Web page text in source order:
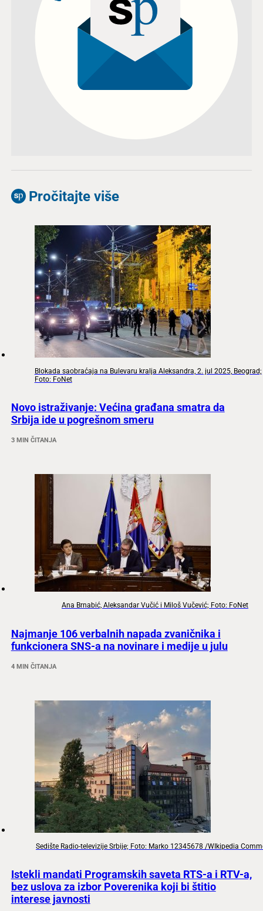
Pročitajte više
Blokada saobraćaja na Bulevaru kralja Aleksandra, 2. jul 2025, Beograd;
Foto: FoNet
Novo istraživanje: Većina građana smatra da
Srbija ide u pogrešnom smeru
3 MIN ČITANJA
Ana Brnabić, Aleksandar Vučić i Miloš Vučević; Foto: FoNet
Najmanje 106 verbalnih napada zvaničnika i
funkcionera SNS-a na novinare i medije u julu
4 MIN ČITANJA
Sedište Radio-televizije Srbije; Foto: Marko 12345678 /WIkipedia
Istekli mandati Programskih saveta RTS-a i RTV-a,
bez uslova za izbor Poverenika koji bi štitio
interese javnosti